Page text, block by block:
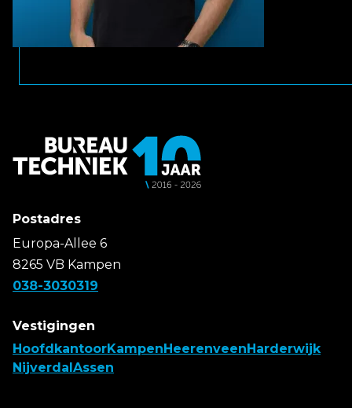
Postadres
Europa-Allee 6
8265 VB Kampen
038-3030319
Vestigingen
HoofdkantoorKampen Heerenveen Harderwijk
Nijverdal Assen